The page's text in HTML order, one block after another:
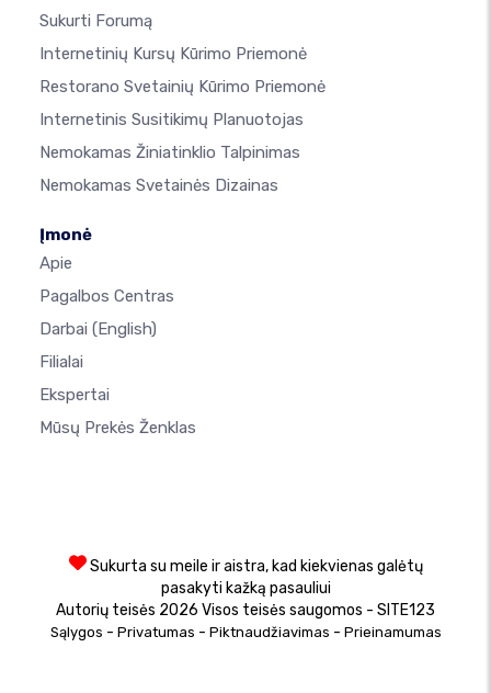
Sukurti Forumą
Internetinių Kursų Kūrimo Priemonė
Restorano Svetainių Kūrimo Priemonė
Internetinis Susitikimų Planuotojas
Nemokamas Žiniatinklio Talpinimas
Nemokamas Svetainės Dizainas
Įmonė
Apie
Pagalbos Centras
Darbai (English)
Filialai
Ekspertai
Mūsų Prekės Ženklas
Sukurta su meile ir aistra, kad kiekvienas galėtų
pasakyti kažką pasauliui
Autorių teisės 2026 Visos teisės saugomos - SITE123
Sąlygos - Privatumas - Piktnaudžiavimas - Prieinamumas